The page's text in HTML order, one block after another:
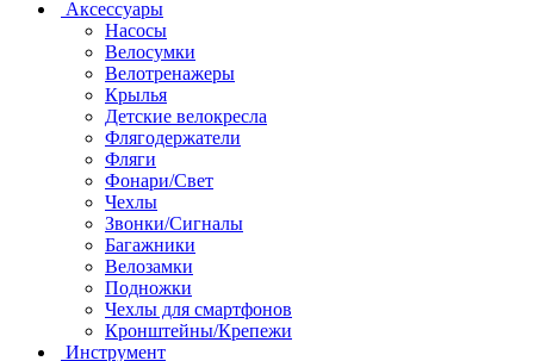
Аксессуары
Насосы
Велосумки
Велотренажеры
Крылья
Детские велокресла
Флягодержатели
Фляги
Фонари/Свет
Чехлы
Звонки/Сигналы
Багажники
Велозамки
Подножки
Чехлы для смартфонов
Кронштейны/Крепежи
Инструмент